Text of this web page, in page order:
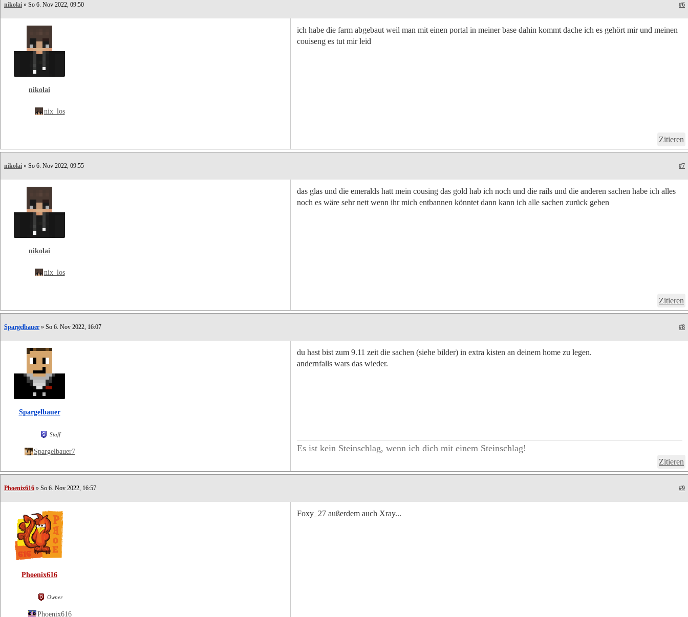
nikolai » So 6. Nov 2022, 09:50 #6
ich habe die farm abgebaut weil man mit einen portal in meiner base dahin kommt dache ich es gehört mir und meinen
couiseng es tut mir leid
Zitieren
nikolai
nix_los
nikolai » So 6. Nov 2022, 09:55 #7
das glas und die emeralds hatt mein cousing das gold hab ich noch und die rails und die anderen sachen habe ich alles
noch es wäre sehr nett wenn ihr mich entbannen könntet dann kann ich alle sachen zurück geben
Zitieren
nikolai
nix_los
Spargelbauer » So 6. Nov 2022, 16:07 #8
du hast bist zum 9.11 zeit die sachen (siehe bilder) in extra kisten an deinem home zu legen.
andernfalls wars das wieder.
Es ist kein Steinschlag, wenn ich dich mit einem Steinschlag!
Zitieren
Spargelbauer
Staff
Spargelbauer7
Phoenix616 » So 6. Nov 2022, 16:57 #9
Foxy_27 außerdem auch Xray...
Phoenix616
Owner
Phoenix616